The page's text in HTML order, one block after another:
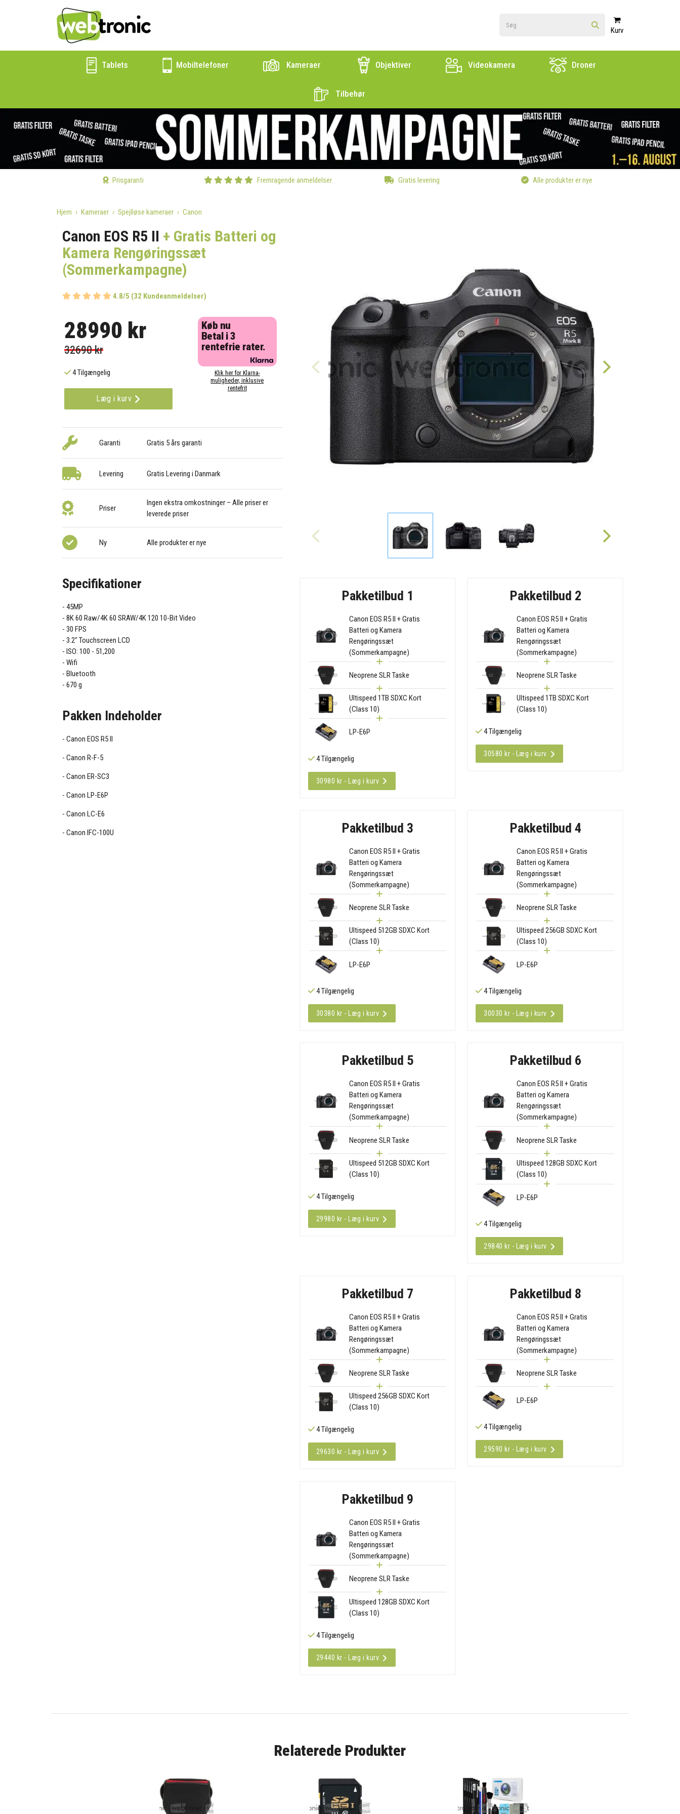
Kurv
Tablets Mobiltelefoner Kameraer Objektiver Videokamera Droner
Tilbehør
Prisgaranti Fremragende anmeldelser Gratis levering Alle produkter er nye
Hjem Kameraer Spejlløse kameraer Canon
Canon EOS R5 II + Gratis Batteri og
Kamera Rengøringssæt
(Sommerkampagne)
4.8/5 (32 Kundeanmeldelser)
28990 kr
32690 kr
4 Tilgængelig
Læg i kurv
Køb nu
Betal i 3
rentefrie rater.
Klik her for Klarna-
muligheder, inklusive
rentefrit
Garanti Gratis 5 års garanti
Levering Gratis Levering i Danmark
Priser
Ingen ekstra omkostninger – Alle priser er
leverede priser
Ny Alle produkter er nye
Pakketilbud 1
Canon EOS R5 II + Gratis
Batteri og Kamera
Rengøringssæt
(Sommerkampagne)
Neoprene SLR Taske
Ultispeed 1TB SDXC Kort
(Class 10)
LP-E6P
4 Tilgængelig
30980 kr - Læg i kurv
Pakketilbud 2
Canon EOS R5 II + Gratis
Batteri og Kamera
Rengøringssæt
(Sommerkampagne)
Neoprene SLR Taske
Ultispeed 1TB SDXC Kort
(Class 10)
4 Tilgængelig
30580 kr - Læg i kurv
Pakketilbud 3
Canon EOS R5 II + Gratis
Batteri og Kamera
Rengøringssæt
(Sommerkampagne)
Neoprene SLR Taske
Ultispeed 512GB SDXC Kort
(Class 10)
LP-E6P
4 Tilgængelig
30380 kr - Læg i kurv
Pakketilbud 4
Canon EOS R5 II + Gratis
Batteri og Kamera
Rengøringssæt
(Sommerkampagne)
Neoprene SLR Taske
Ultispeed 256GB SDXC Kort
(Class 10)
LP-E6P
4 Tilgængelig
30030 kr - Læg i kurv
Pakketilbud 5
Canon EOS R5 II + Gratis
Batteri og Kamera
Rengøringssæt
(Sommerkampagne)
Neoprene SLR Taske
Ultispeed 512GB SDXC Kort
(Class 10)
4 Tilgængelig
29980 kr - Læg i kurv
Pakketilbud 6
Canon EOS R5 II + Gratis
Batteri og Kamera
Rengøringssæt
(Sommerkampagne)
Neoprene SLR Taske
Ultispeed 128GB SDXC Kort
(Class 10)
LP-E6P
4 Tilgængelig
29840 kr - Læg i kurv
Pakketilbud 7
Canon EOS R5 II + Gratis
Batteri og Kamera
Rengøringssæt
(Sommerkampagne)
Neoprene SLR Taske
Ultispeed 256GB SDXC Kort
(Class 10)
4 Tilgængelig
29630 kr - Læg i kurv
Pakketilbud 8
Canon EOS R5 II + Gratis
Batteri og Kamera
Rengøringssæt
(Sommerkampagne)
Neoprene SLR Taske
LP-E6P
4 Tilgængelig
29590 kr - Læg i kurv
Pakketilbud 9
Canon EOS R5 II + Gratis
Batteri og Kamera
Rengøringssæt
(Sommerkampagne)
Neoprene SLR Taske
Ultispeed 128GB SDXC Kort
(Class 10)
4 Tilgængelig
29440 kr - Læg i kurv
Specifikationer
45MP
8K 60 Raw/4K 60 SRAW/4K 120 10-Bit Video
30 FPS
3.2" Touchscreen LCD
ISO: 100 - 51,200
Wifi
Bluetooth
670 g
Pakken Indeholder
Canon EOS R5 II
Canon R-F-5
Canon ER-SC3
Canon LP-E6P
Canon LC-E6
Canon IFC-100U
Relaterede Produkter